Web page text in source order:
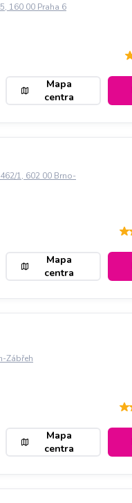
160 00 Praha 6
Mapa
centra
1, 602 00 Brno-
Mapa
centra
Zábřeh
Mapa
centra